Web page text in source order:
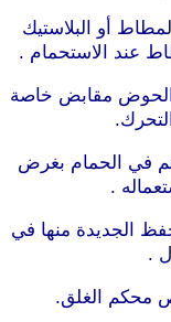
أو البلاستيك
عند الاستحمام .
الحوض مقابض خاصة
في الحمام بغرض
.
الجديدة منها في
.